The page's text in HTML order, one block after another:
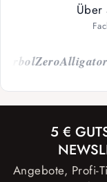
Über
ZeroAlligator
5 €
Angebote, Profi-